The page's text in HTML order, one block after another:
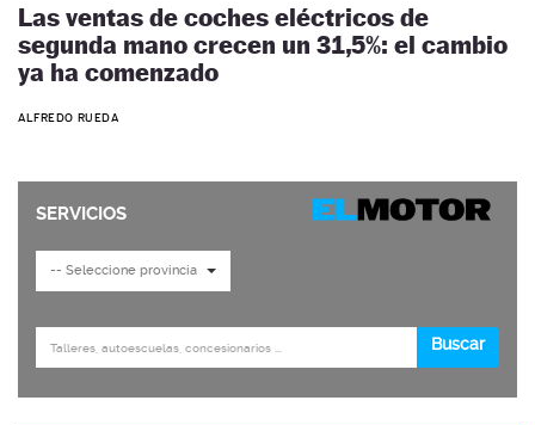
Las ventas de coches eléctricos de
segunda mano crecen un 31,5%: el cambio
ya ha comenzado
ALFREDO RUEDA